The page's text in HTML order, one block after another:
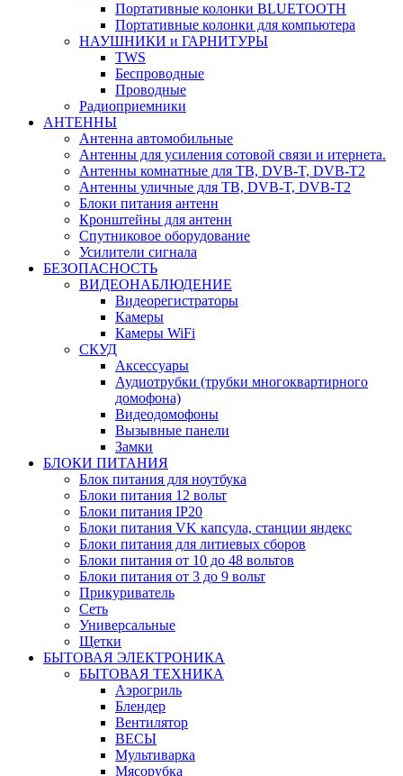
Портативные колонки BLUETOOTH
Портативные колонки для компьютера
НАУШНИКИ и ГАРНИТУРЫ
TWS
Беспроводные
Проводные
Радиоприемники
АНТЕННЫ
Антенна автомобильные
Антенны для усиления сотовой связи и итернета.
Антенны комнатные для ТВ, DVB-T, DVB-T2
Антенны уличные для ТВ, DVB-T, DVB-T2
Блоки питания антенн
Кронштейны для антенн
Спутниковое оборудование
Усилители сигнала
БЕЗОПАСНОСТЬ
ВИДЕОНАБЛЮДЕНИЕ
Видеорегистраторы
Камеры
Камеры WiFi
СКУД
Аксессуары
Аудиотрубки (трубки многоквартирного
домофона)
Видеодомофоны
Вызывные панели
Замки
БЛОКИ ПИТАНИЯ
Блок питания для ноутбука
Блоки питания 12 вольт
Блоки питания IP20
Блоки питания VK капсула, станции яндекс
Блоки питания для литиевых сборов
Блоки питания от 10 до 48 вольтов
Блоки питания от 3 до 9 вольт
Прикуриватель
Сеть
Универсальные
Щетки
БЫТОВАЯ ЭЛЕКТРОНИКА
БЫТОВАЯ ТЕХНИКА
Аэрогриль
Блендер
Вентилятор
ВЕСЫ
Мультиварка
Мясорубка